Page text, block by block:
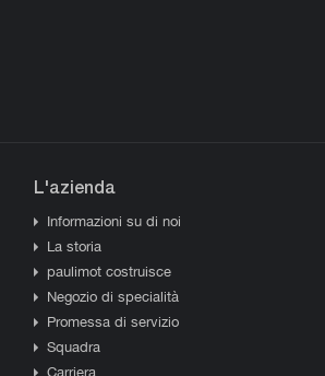
L'azienda
Informazioni su di noi
La storia
paulimot costruisce
Negozio di specialità
Promessa di servizio
Squadra
Carriera